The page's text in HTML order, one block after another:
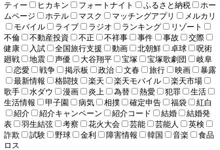
ティー
ヒカキン フォートナイト ふるさと納税
ホー
ムページ
ホテル マスク マッチングアプリ
メルカリ
モバイル
ライブ ラジオ ランキング
リゾート
不倫
不動産投資 不正 不祥事 事件 事故
交際
健康
入試 全国旅行支援 動画 北朝鮮 卓球
呪術
廻戦
地震 声優 大谷翔平 宝塚 宝塚歌劇団
岐阜
恋愛
戦争 掲示板 政治 文春 旅行 映画
暴露
最新情報
格闘技 楽天 楽天モバイル
楽天市場
歌手
水ダウ 漫画 炎上 為替 熱愛 犯罪
生活
生活情報
甲子園 病気 相撲 確定申告 福袋
紅白
紹介
紹介キャンペーン 紹介コード 結婚
結婚発
表
羽生結弦 考察 花火大会 芸能 芸能人
英検
詐欺
試験 野球 金利 障害情報 韓国 音楽
食品
ロス